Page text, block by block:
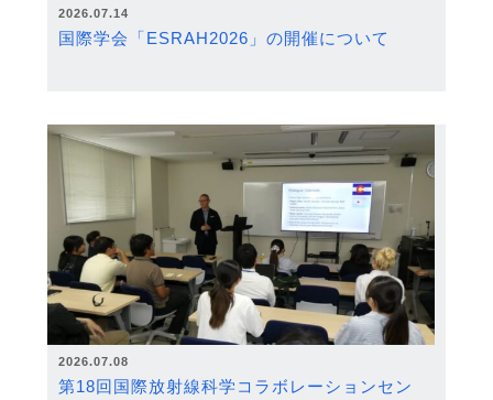
2026.07.14
国際学会「ESRAH2026」の開催について
2026.07.08
第18回国際放射線科学コラボレーションセン